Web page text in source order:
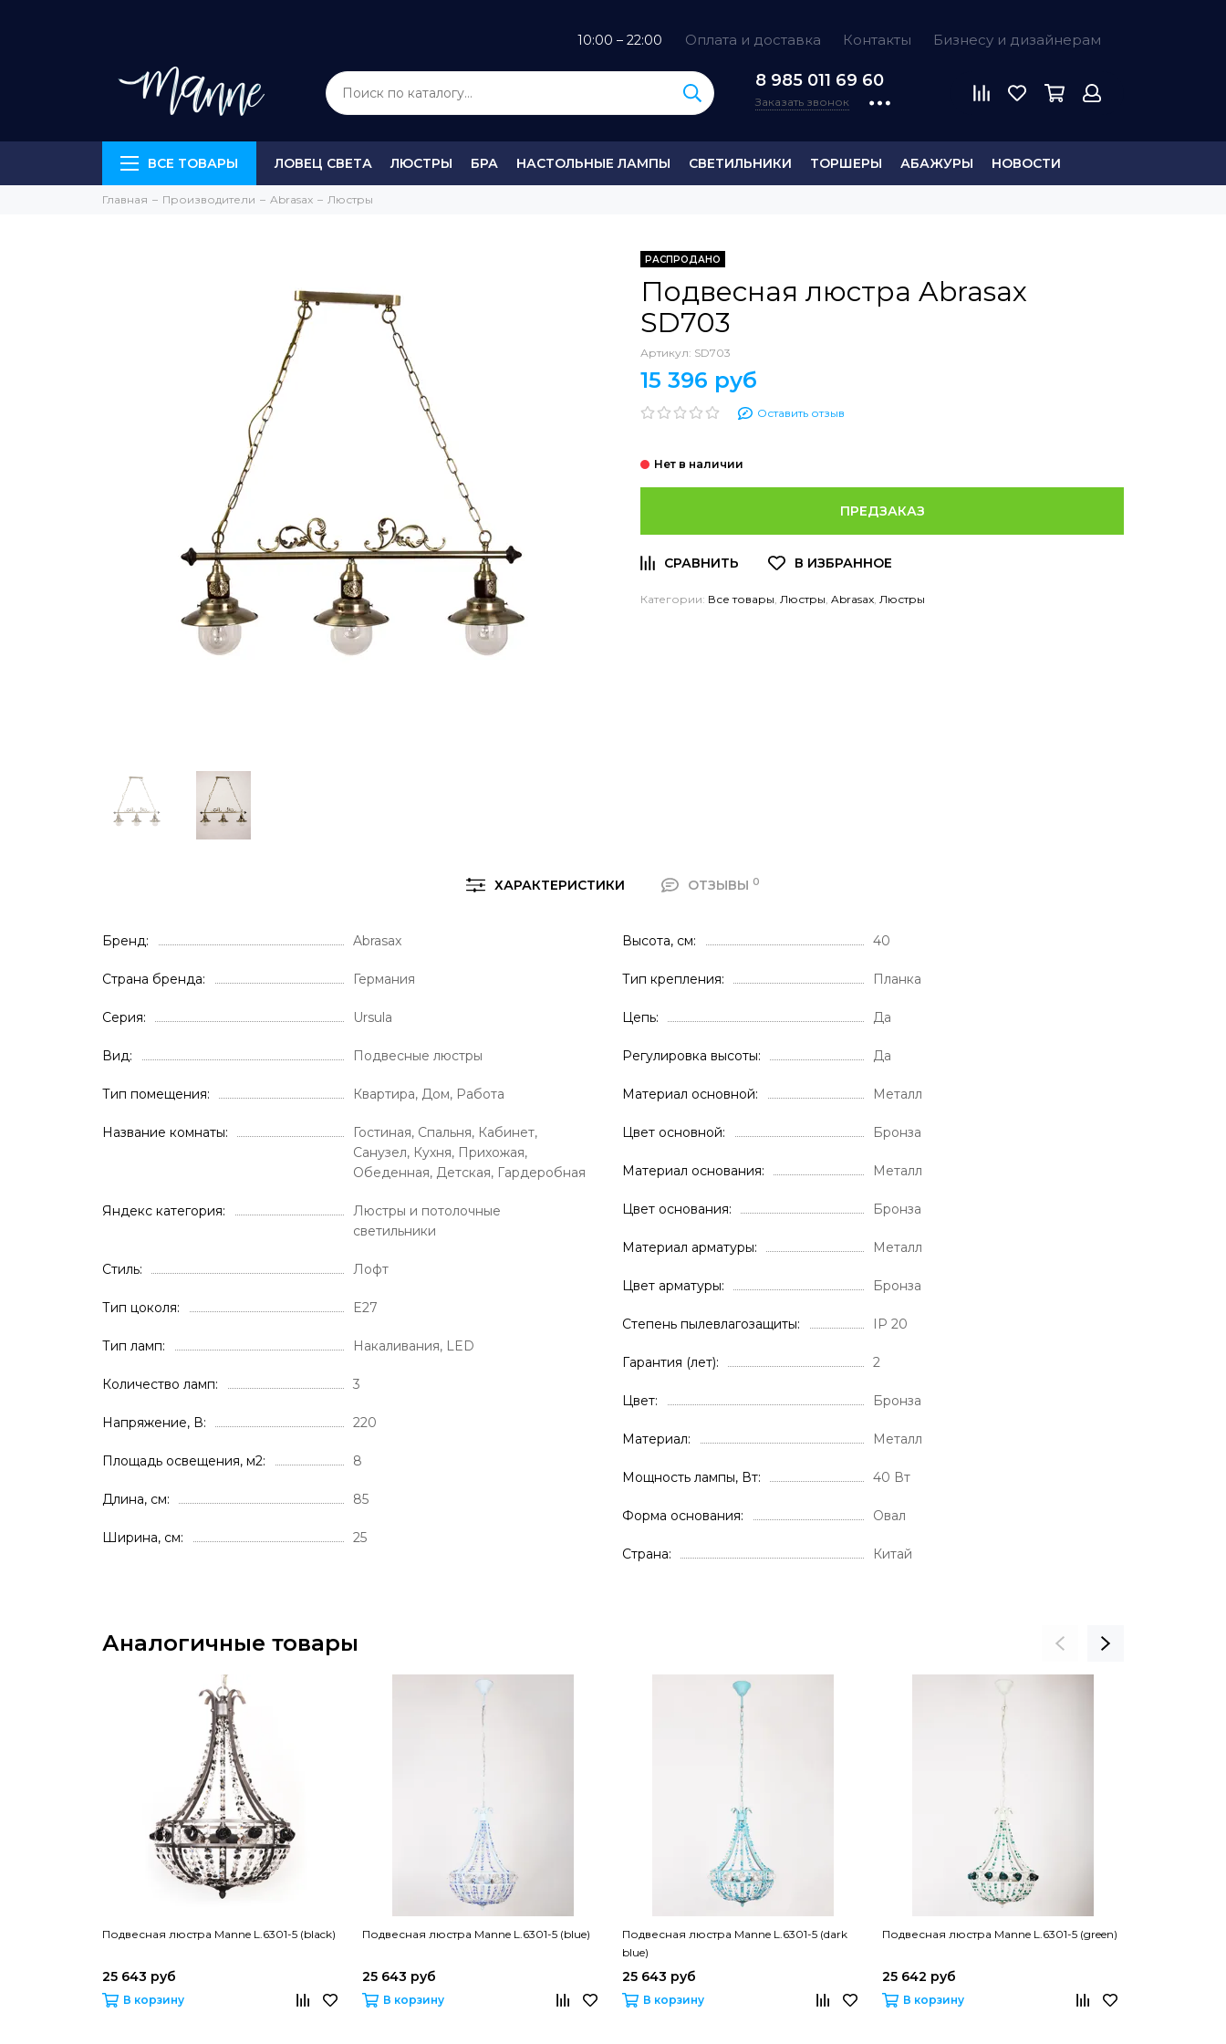
10:00 – 22:00 Оплата и доставка Контакты Бизнесу и дизайнерам
8 985 011 69 60
Заказать звонок
ВСЕ ТОВАРЫ ЛОВЕЦ СВЕТА ЛЮСТРЫ БРА НАСТОЛЬНЫЕ ЛАМПЫ СВЕТИЛЬНИКИ ТОРШЕРЫ АБАЖУРЫ НОВОСТИ
Главная Производители Abrasax Люстры
РАСПРОДАНО
Подвесная люстра Abrasax
SD703
Артикул: SD703
15 396 руб
Оставить отзыв
ПРЕДЗАКАЗ
Категории: Все товары Люстры Abrasax Люстры
ХАРАКТЕРИСТИКИ ОТЗЫВЫ 0
Бренд Abrasax
Страна бренда Германия
Серия Ursula
Вид Подвесные люстры
Тип помещения Квартира, Дом, Работа
Название комнаты
Гостиная, Спальня, Кабинет,
Санузел, Кухня, Прихожая,
Обеденная, Детская, Гардеробная
Яндекс категория
Люстры и потолочные
светильники
Стиль Лофт
Тип цоколя E27
Тип ламп Накаливания, LED
Количество ламп 3
Напряжение, В 220
Площадь освещения, м2 8
Длина, см 85
Ширина, см 25
Высота, см 40
Тип крепления Планка
Цепь Да
Регулировка высоты Да
Материал основной Металл
Цвет основной Бронза
Материал основания Металл
Цвет основания Бронза
Материал арматуры Металл
Цвет арматуры Бронза
Степень пылевлагозащиты IP 20
Гарантия (лет) 2
Цвет Бронза
Материал Металл
Мощность лампы, Вт 40 Вт
Форма основания Овал
Страна Китай
Аналогичные товары
Подвесная люстра Manne L.6301-5 (black)
25 643 руб
В корзину
Подвесная люстра Manne L.6301-5 (blue)
25 643 руб
В корзину
Подвесная люстра Manne L.6301-5 (dark
blue)
25 643 руб
В корзину
Подвесная люстра Manne L.6301-5 (green)
25 642 руб
В корзину